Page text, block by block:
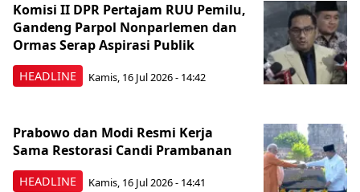
HEADLINE
Komisi II DPR Pertajam RUU Pemilu,
Gandeng Parpol Nonparlemen dan
Ormas Serap Aspirasi Publik
Kamis, 16 Jul 2026 - 14:42
HEADLINE
Prabowo dan Modi Resmi Kerja
Sama Restorasi Candi Prambanan
Kamis, 16 Jul 2026 - 14:41